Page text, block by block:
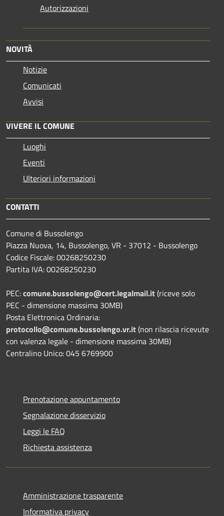
Autorizzazioni
NOVITÀ
Notizie
Comunicati
Avvisi
VIVERE IL COMUNE
Luoghi
Eventi
Ulteriori informazioni
CONTATTI
Comune di Bussolengo
Piazza Nuova, 14, Bussolengo, VR - 37012 - Bussolengo
Codice Fiscale: 00268250230
Partita IVA: 00268250230
PEC:comune.bussolengo@cert.legalmail.it(riceve solo
PEC - dimensione massima 30MB)
Posta Elettronica Ordinaria:
protocollo@comune.bussolengo.vr.it(non rilascia ricevute
con valenza legale - dimensione massima 30MB)
Centralino Unico: 045 6769900
Prenotazione appuntamento
Segnalazione disservizio
Leggi le FAQ
Richiesta assistenza
Amministrazione trasparente
Informativa privacy